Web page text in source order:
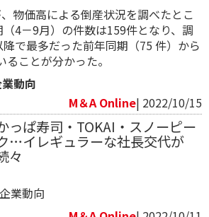
物価高による倒産状況を調べたとこ
4－9月）の件数は159件となり、調
で最多だった前年同期（75 件）から
ことが分かった。
動向
M＆A Online| 2022/10/15
っぱ寿司・TOKAI・スノーピー
…イレギュラーな社長交代が
々
企業動向